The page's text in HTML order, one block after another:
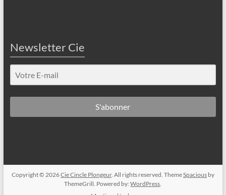
Newsletter Cie
S'abonner
Copyright © 2026Cie Cincle Plongeur. All rights reserved. ThemeSpaciousby
ThemeGrill. Powered by:WordPress.